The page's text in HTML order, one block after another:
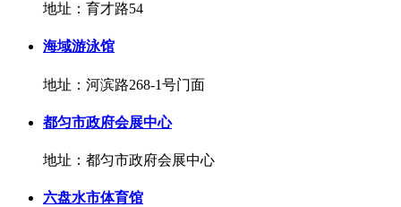
地址：育才路54
海域游泳馆
地址：河滨路268-1号门面
都匀市政府会展中心
地址：都匀市政府会展中心
六盘水市体育馆